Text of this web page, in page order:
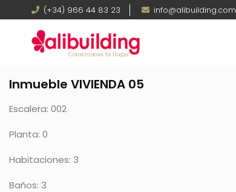
al
contenido
principal
Teléfono
(+34) 966 44 83 23 Email
info@alibuilding.com
Inmueble VIVIENDA 05
Escalera: 002
Planta: 0
Habitaciones: 3
Baños: 3